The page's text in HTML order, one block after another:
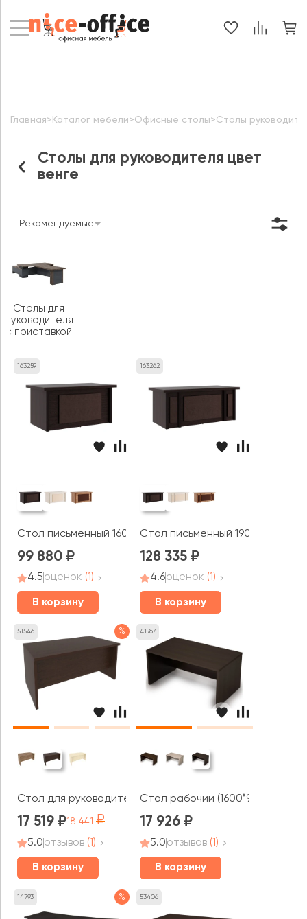
Столы для руководителя цвет
венге
Главная> Каталог мебели>Офисные столы>Столы
Рекомендуемые
163259
Стол письменный 160x90x78 Монза / Monza
99 880
4.5оценок (1)
В корзину
163262
Стол письменный 190x90x78
128 335
4.6оценок (1)
В корзину
51546 %
Стол для руководителя прямоугольный 1600x900x765
17 519 18 441
5.0отзывов (1)
В корзину
41767
Стол рабочий (1600*900*750)
17 926
5.0отзывов (1)
В корзину
14793 % 53406
Столы для
руководителя
с приставкой